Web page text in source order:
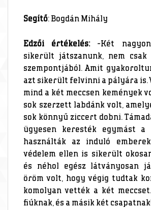
Segítő: Bogdán Mihály
Edzői értékelés: -Két
sikerült játszanunk, nem csak
szempontjából. Amit
azt sikerült felvinni a pályára is.
mind a két meccsen kemények
sok szerzett labdánk volt,
sok könnyű ziccert dobni.
ügyesen keresték egymást a
használták az induló
védelem ellen is sikerült
és néhol egész látványosan
öröm volt, hogy végig tudtak
komolyan vették a két
fiúknak, és a másik két